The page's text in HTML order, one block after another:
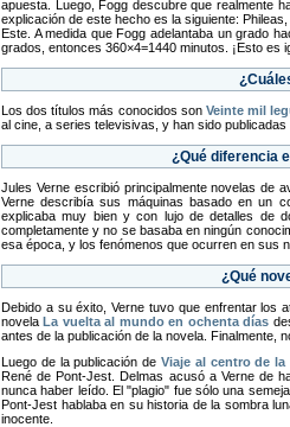
apuesta. Luego, Fogg descubre que realmente
explicación de este hecho es la siguiente:
Este. A medida que Fogg adelantaba un grado
grados, entonces 360×4=1440 minutos. ¡Esto es
Los dos títulos más conocidos son Veinte mil
al cine, a series televisivas, y han sido
¿Qué diferencia
Jules Verne escribió principalmente novelas de
Verne describía sus máquinas basado en un
explicaba muy bien y con lujo de detalles de
completamente y no se basaba en ningún
esa época, y los fenómenos que ocurren en sus
¿Qué
Debido a su éxito, Verne tuvo que enfrentar los
novelaLa vuelta al mundo en ochenta días
antes de la publicación de la novela. Finalmente,
Luego de la publicación deViaje al centro de la
René de Pont-Jest. Delmas acusó a Verne de
nunca haber leído. El "plagio" fue sólo una
Pont-Jest hablaba en su historia de la sombra
inocente.